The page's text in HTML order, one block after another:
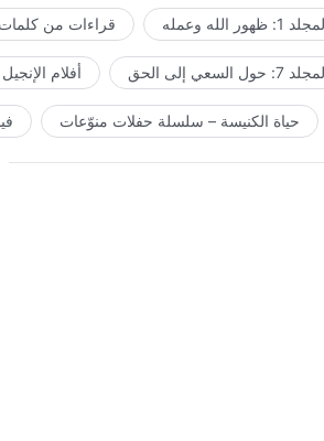
وعمله قراءات من كلمات
الحق أفلام الإنجيل
حياة الكنيسة – سلسلة حفلات منوّعات